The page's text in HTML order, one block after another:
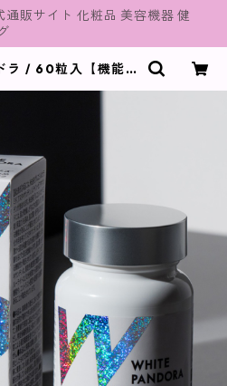
通販サイト 化粧品 美容機器 健
ラ / 60粒入【機能性